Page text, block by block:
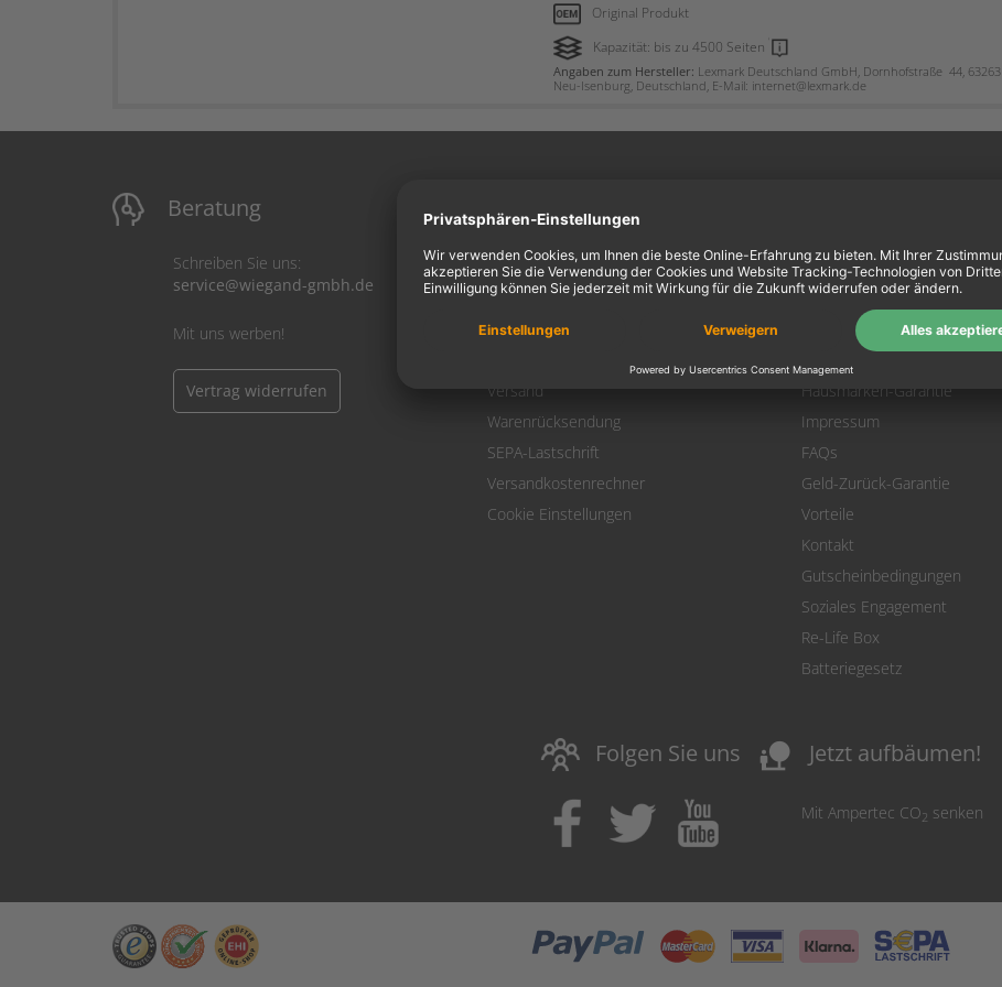
Original Produkt
Kapazität: bis zu 4500 Seiten
Angaben zum Hersteller: Lexmark Deutschland GmbH, Dornhofstraße 44, 63263
Neu-Isenburg, Deutschland, E-Mail: internet@lexmark.de
Beratung
Schreiben Sie uns:
service@wiegand-gmbh.de
Mit uns werben!
Vertrag widerrufen
Mein Konto
Mein Konto
Login
Warenkorb
Versand
Warenrücksendung
SEPA-Lastschrift
Versandkostenrechner
Cookie Einstellungen
Über uns
AGB
Datenschutz
Hausmarken-Garantie
Impressum
FAQs
Geld-Zurück-Garantie
Vorteile
Kontakt
Gutscheinbedingungen
Soziales Engagement
Re-Life Box
Batteriegesetz
Folgen Sie uns nature_people Jetzt aufbäumen!
Mit Ampertec CO2 senken